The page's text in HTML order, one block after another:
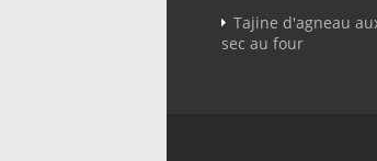
Tajine d'agneau
sec au four